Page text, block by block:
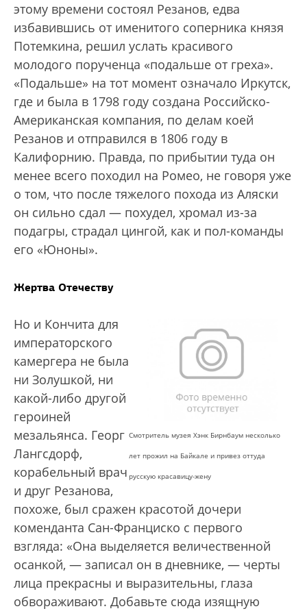
этому времени состоял Резанов, едва
избавившись от именитого соперника князя
Потемкина, решил услать красивого
молодого порученца «подальше от греха».
«Подальше» на тот момент означало Иркутск,
где и была в 1798 году создана Российско-
Американская компания, по делам коей
Резанов и отправился в 1806 году в
Калифорнию. Правда, по прибытии туда он
менее всего походил на Ромео, не говоря уже
о том, что после тяжелого похода из Аляски
он сильно сдал — похудел, хромал из-за
подагры, страдал цингой, как и пол-команды
его «Юноны».
Жертва Отечеству
Смотритель музея Хэнк Бирнбаум несколько
лет прожил на Байкале и привез оттуда
русскую красавицу-жену
Но и Кончита для
императорского
камергера не была
ни Золушкой, ни
какой-либо другой
героиней
мезальянса. Георг
Лангсдорф,
корабельный врач
и друг Резанова,
похоже, был сражен красотой дочери
коменданта Сан-Франциско с первого
взгляда: «Она выделяется величественной
осанкой, — записал он в дневнике, — черты
лица прекрасны и выразительны, глаза
обвораживают. Добавьте сюда изящную